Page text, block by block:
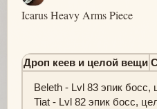
Icarus Heavy Arms Piece
Дроп кеев и целой вещи
Beleth - Lvl 83 эпик босс,
Tiat - Lvl 82 эпик босс,